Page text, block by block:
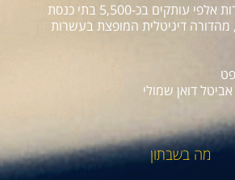
השבועון מופץ בעשרות אלפי עותקים בכ-5,500 בתי כנסת
מהדורה דיגיטלית המופצת בעשרות
דואן שמולי
מה בשבתון